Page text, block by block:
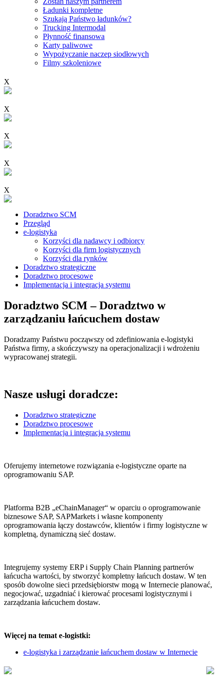
Ładunki kompletne
Szukają Państwo ładunków?
Trucking Intermodal
Płynność finansowa
Karty paliwowe
Wypożyczanie naczep siodłowych
Filmy szkoleniowe
X
X
X
X
X
Doradztwo SCM
Przegląd
e-logistyka
Korzyści dla nadawcy i odbiorcy
Korzyści dla firm logistycznych
Korzyści dla rynków
Doradztwo strategiczne
Doradztwo procesowe
Implementacja i integracja systemu
Doradztwo SCM – Doradztwo w
zarządzaniu łańcuchem dostaw
Doradzamy Państwu począwszy od zdefiniowania e-logistyki
Państwa firmy, a skończywszy na operacjonalizacji i wdrożeniu
wypracowanej strategii.
Nasze usługi doradcze:
Doradztwo strategiczne
Doradztwo procesowe
Implementacja i integracja systemu
Oferujemy internetowe rozwiązania e-logistyczne oparte na
oprogramowaniu SAP.
Platforma B2B „eChainManager“ w oparciu o oprogramowanie
biznesowe SAP, SAPMarkets i własne komponenty
oprogramowania łączy dostawców, klientów i firmy logistyczne w
kompletną, dynamiczną sieć dostaw.
Integrujemy systemy ERP i Supply Chain Planning partnerów
łańcucha wartości, by stworzyć kompletny łańcuch dostaw. W ten
sposób dowolne sieci przedsiębiorstw mogą w Internecie planować,
negocjować, uzgadniać i kierować procesami logistycznymi i
zarządzania łańcuchem dostaw.
Więcej na temat e-logistki:
e-logistyka i zarządzanie łańcuchem dostaw w Internecie